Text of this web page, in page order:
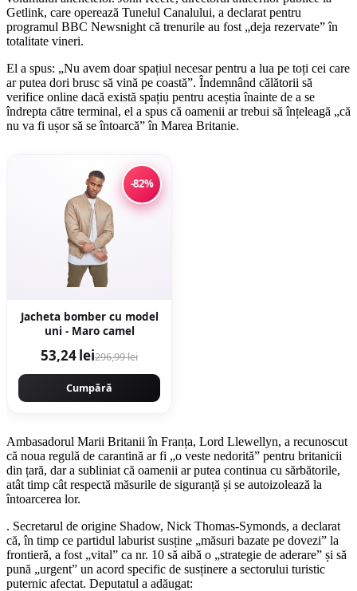
Getlink, care operează Tunelul Canalului, a declarat pentru
programul BBC Newsnight că trenurile au fost „deja rezervate” în
totalitate vineri.
El a spus: „Nu avem doar spațiul necesar pentru a lua pe toți cei care
ar putea dori brusc să vină pe coastă”. Îndemnând călătorii să
verifice online dacă există spațiu pentru aceștia înainte de a se
îndrepta către terminal, el a spus că oamenii ar trebui să înțeleagă „că
nu va fi ușor să se întoarcă” în Marea Britanie.
-82%
Jacheta bomber cu model
uni - Maro camel
53,24 lei296,99 lei
Cumpără
Ambasadorul Marii Britanii în Franța, Lord Llewellyn, a recunoscut
că noua regulă de carantină ar fi „o veste nedorită” pentru britanicii
din țară, dar a subliniat că oamenii ar putea continua cu sărbătorile,
atât timp cât respectă măsurile de siguranță și se autoizolează la
întoarcerea lor.
. Secretarul de origine Shadow, Nick Thomas-Symonds, a declarat
că, în timp ce partidul laburist susține „măsuri bazate pe dovezi” la
frontieră, a fost „vital” ca nr. 10 să aibă o „strategie de aderare” și să
pună „urgent” un acord specific de susținere a sectorului turistic
puternic afectat. Deputatul a adăugat: